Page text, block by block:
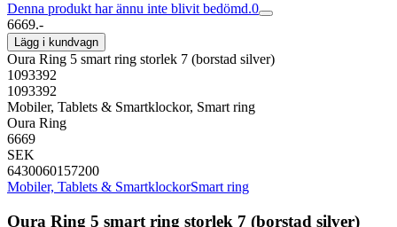
Denna produkt har ännu inte blivit bedömd.0
6669.-
Lägg i kundvagn
Oura Ring 5 smart ring storlek 7 (borstad silver)
1093392
1093392
Mobiler, Tablets & Smartklockor, Smart ring
Oura Ring
6669
SEK
6430060157200
Mobiler, Tablets & SmartklockorSmart ring
Oura Ring 5 smart ring storlek 7 (borstad silver)